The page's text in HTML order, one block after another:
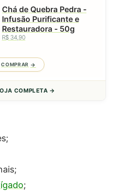
Chá de Quebra Pedra -
Infusão Purificante e
Restauradora - 50g
R$ 34,90
COMPRAR
COMPLETA →
;